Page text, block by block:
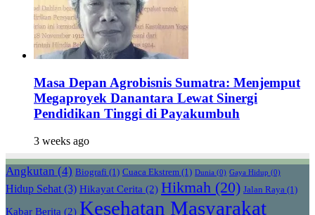
Masa Depan Agrobisnis Sumatra: Menjemput
Megaproyek Danantara Lewat Sinergi
Pendidikan Tinggi di Payakumbuh
3 weeks ago
Angkutan (4) Biografi (1) Cuaca Ekstrem (1) Dunia (0) Gaya Hidup (0)
Hidup Sehat (3) Hikayat Cerita (2) Hikmah (20) Jalan Raya (1)
Kabar Berita (2) Kesehatan Masyarakat